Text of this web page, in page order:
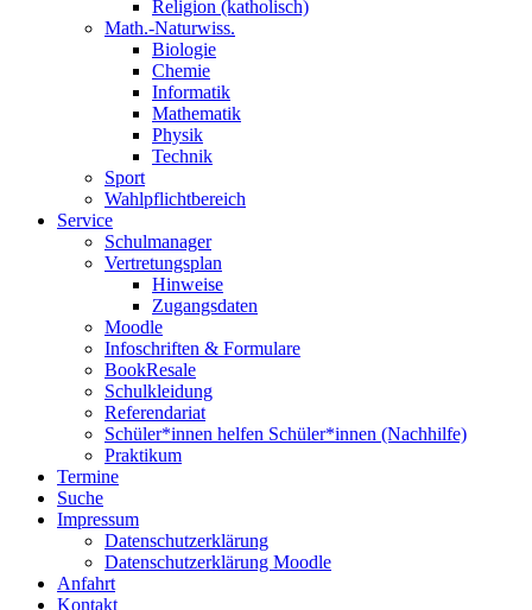
Religion (katholisch)
Math.-Naturwiss.
Biologie
Chemie
Informatik
Mathematik
Physik
Technik
Sport
Wahlpflichtbereich
Service
Schulmanager
Vertretungsplan
Hinweise
Zugangsdaten
Moodle
Infoschriften & Formulare
BookResale
Schulkleidung
Referendariat
Schüler*innen helfen Schüler*innen (Nachhilfe)
Praktikum
Termine
Suche
Impressum
Datenschutzerklärung
Datenschutzerklärung Moodle
Anfahrt
Kontakt